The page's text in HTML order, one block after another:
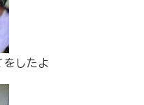
したよ